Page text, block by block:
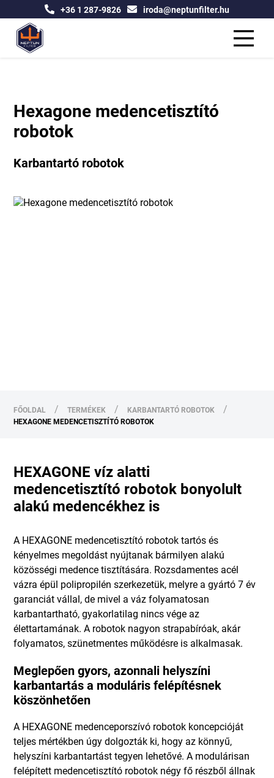
+36 1 287-9826 iroda@neptunfilter.hu
Hexagone medencetisztító
robotok
Karbantartó robotok
FŐOLDAL / TERMÉKEK / KARBANTARTÓ ROBOTOK /
HEXAGONE MEDENCETISZTÍTÓ ROBOTOK
HEXAGONE víz alatti
medencetisztító robotok bonyolult
alakú medencékhez is
A HEXAGONE medencetisztító robotok tartós és
kényelmes megoldást nyújtanak bármilyen alakú
közösségi medence tisztítására. Rozsdamentes acél
vázra épül polipropilén szerkezetük, melyre a gyártó 7 év
garanciát vállal, de mivel a váz folyamatosan
karbantartható, gyakorlatilag nincs vége az
élettartamának. A robotok nagyon strapabíróak, akár
folyamatos, szünetmentes működésre is alkalmasak.
Meglepően gyors, azonnali helyszíni
karbantartás a moduláris felépítésnek
köszönhetően
A HEXAGONE medenceporszívó robotok koncepcióját
teljes mértékben úgy dolgozták ki, hogy az könnyű,
helyszíni karbantartást tegyen lehetővé. A modulárisan
felépített medencetisztító robotok négy fő részből állnak